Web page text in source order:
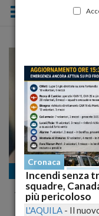
Toggle
Cronaca
Addio a
marito e due
Cronaca
Incendi senza
squadre,
più pericoloso
L'AQUILA - Il